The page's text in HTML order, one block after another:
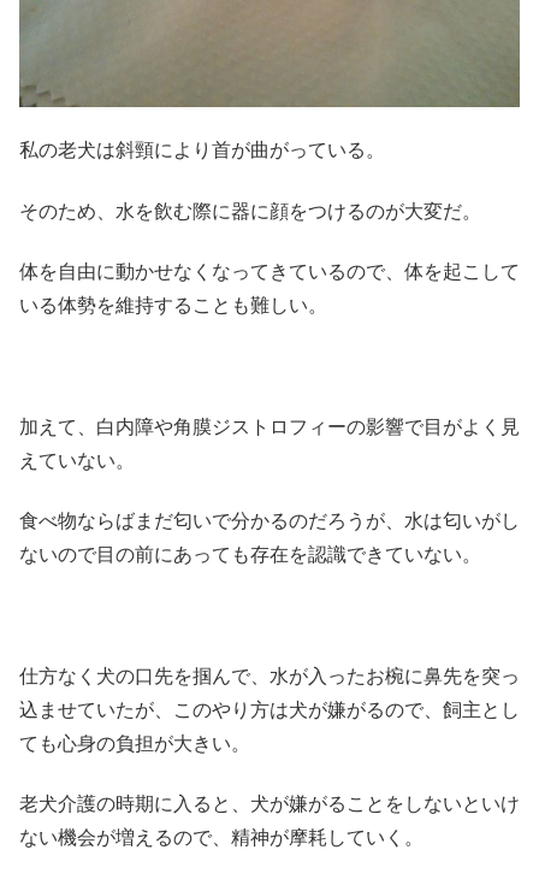
私の老犬は斜頸により首が曲がっている。
そのため、水を飲む際に器に顔をつけるのが大変だ。
体を自由に動かせなくなってきているので、体を起こして
いる体勢を維持することも難しい。
加えて、白内障や角膜ジストロフィーの影響で目がよく見
えていない。
食べ物ならばまだ匂いで分かるのだろうが、水は匂いがし
ないので目の前にあっても存在を認識できていない。
仕方なく犬の口先を掴んで、水が入ったお椀に鼻先を突っ
込ませていたが、このやり方は犬が嫌がるので、飼主とし
ても心身の負担が大きい。
老犬介護の時期に入ると、犬が嫌がることをしないといけ
ない機会が増えるので、精神が摩耗していく。